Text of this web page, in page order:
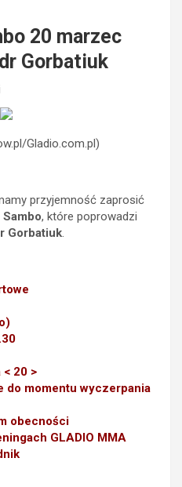
20 marzec
Gorbatiuk
Gladio.com.pl)
przyjemność zaprosić
Sambo, które poprowadzi
Gorbatiuk.
20 >
do momentu wyczerpania
obecności
GLADIO MMA